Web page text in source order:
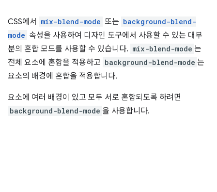
CSS에서 mix-blend-mode 또는 background-blend-
mode 속성을 사용하여 디자인 도구에서 사용할 수 있는 대부
분의 혼합 모드를 사용할 수 있습니다. mix-blend-mode 는
전체 요소에 혼합을 적용하고 background-blend-mode 는
요소의 배경에 혼합을 적용합니다.
요소에 여러 배경이 있고 모두 서로 혼합되도록 하려면
background-blend-mode 을 사용합니다.